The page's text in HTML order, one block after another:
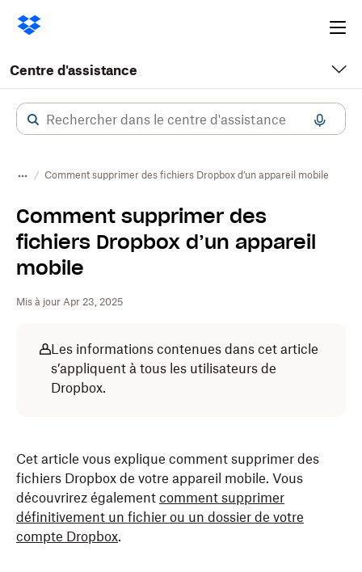
Centre d'assistance
Comment supprimer des fichiers Dropbox d’un appareil mobile
Comment supprimer des
fichiers Dropbox d’un appareil
mobile
Mis à jour Apr 23, 2025
Les informations contenues dans cet article
s’appliquent à tous les utilisateurs de
Dropbox.
Cet article vous explique comment supprimer des
fichiers Dropbox de votre appareil mobile. Vous
découvrirez également comment supprimer
définitivement un fichier ou un dossier de votre
compte Dropbox.